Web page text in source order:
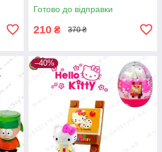
Готово до відправки
210 ₴ 370 ₴
–40%